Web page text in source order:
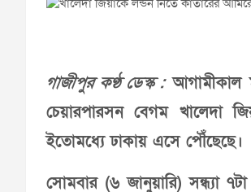
গাজীপুর কণ্ঠ ডেস্ক :আগামীকাল
চেয়ারপারসন বেগম খালেদা
ইতোমধ্যে ঢাকায় এসে পৌঁছেছে।
সোমবার (৬ জানুয়ারি) সন্ধ্যা